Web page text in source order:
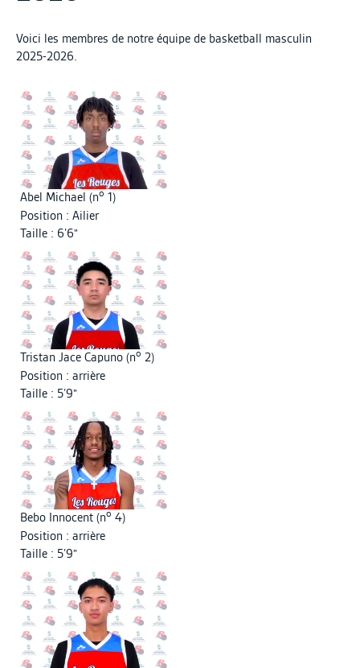
Voici les membres de notre équipe de basketball masculin
2025-2026.
Abel Michael (no 1)
Position : Ailier
Taille : 6’6"
Tristan Jace Capuno (no 2)
Position : arrière
Taille : 5’9"
Bebo Innocent (no 4)
Position : arrière
Taille : 5’9"